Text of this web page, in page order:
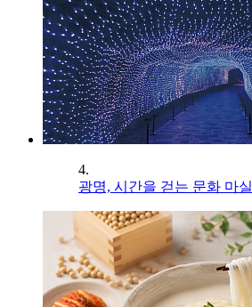
4.
광명, 시간을 걷는 문화 마